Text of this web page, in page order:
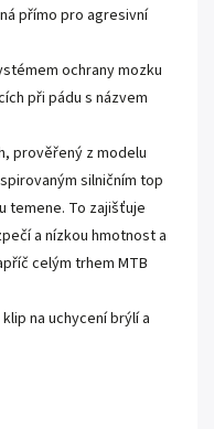
přímo pro agresivní
ochrany mozku
při pádu s názvem
prověřený z modelu
silničním top
temene. To zajišťuje
a nízkou hmotnost a
celým trhem MTB
na uchycení brýlí a